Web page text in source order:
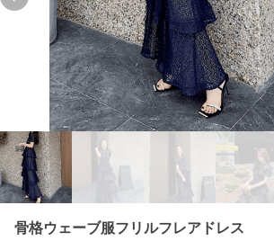
Previous slide
骨格ウェーブ服フリルフレアドレス